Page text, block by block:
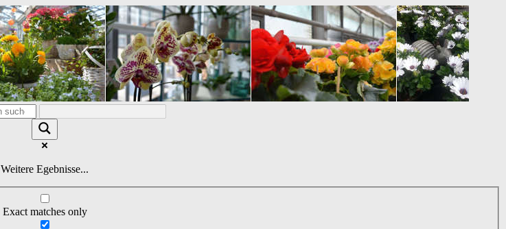
Weitere Egebnisse...
Exact matches only